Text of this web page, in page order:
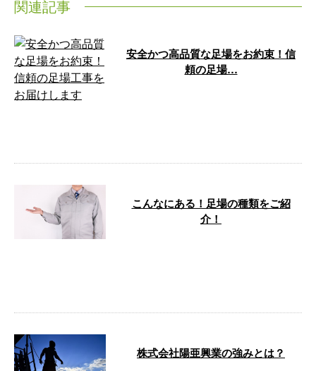
関連記事
安全かつ高品質な足場をお約束！信
頼の足場…
こんなにある！足場の種類をご紹
介！
株式会社陽亜興業の強みとは？